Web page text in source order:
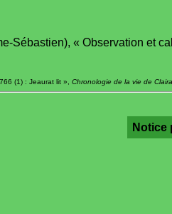
Sébastien), « Observation et
(1) : Jeaurat lit », Chronologie de la vie de
Notice